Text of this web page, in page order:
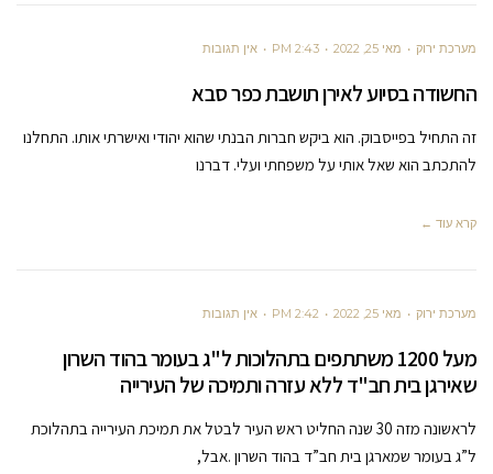
מערכת ירוק מאי 25, 2022 2:43 PM אין תגובות
החשודה בסיוע לאירן תושבת כפר סבא
זה התחיל בפייסבוק. הוא ביקש חברות הבנתי שהוא יהודי ואישרתי אותו. התחלנו
להתכתב הוא שאל אותי על משפחתי ועלי. דברנו
קרא עוד ←
מערכת ירוק מאי 25, 2022 2:42 PM אין תגובות
מעל 1200 משתתפים בתהלוכות ל"ג בעומר בהוד השרון
שאירגן בית חב"ד ללא עזרה ותמיכה של העירייה
לראשונה מזה 30 שנה החליט ראש העיר לבטל את תמיכת העירייה בתהלוכת
ל”ג בעומר שמארגן בית חב”ד בהוד השרון .אבל,